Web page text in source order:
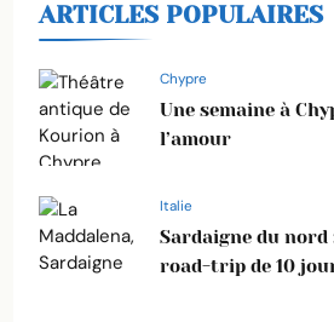
ARTICLES POPULAIRES
Chypre
Une semaine à
l’amour
Italie
Sardaigne du
road-trip de 10